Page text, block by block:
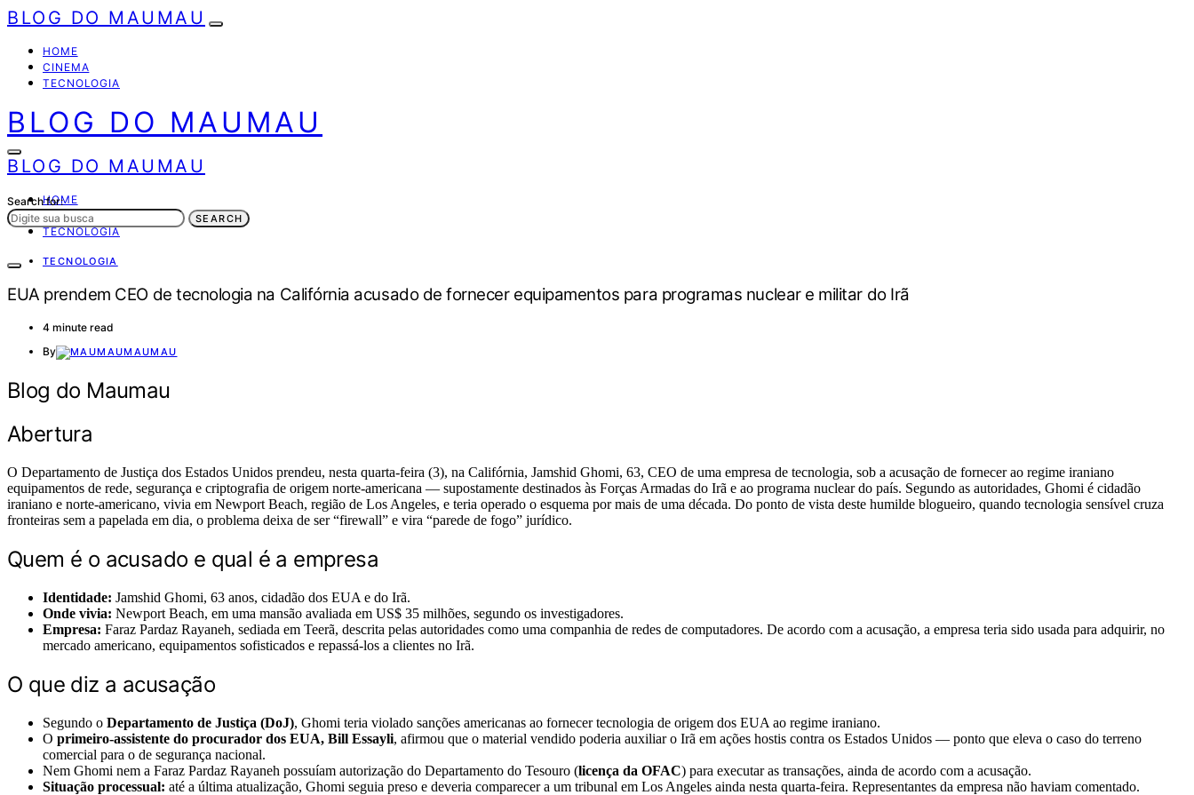
BLOG DO MAUMAU
HOME
CINEMA
TECNOLOGIA
BLOG DO MAUMAU
BLOG DO MAUMAU
HOME
CINEMA
TECNOLOGIA
Search for:
SEARCH
TECNOLOGIA
EUA prendem CEO de tecnologia na Califórnia acusado de fornecer equipamentos para programas nuclear e militar do Irã
4 minute read
By
MAUMAU
Blog do Maumau
Abertura
O Departamento de Justiça dos Estados Unidos prendeu, nesta quarta-feira (3), na Califórnia, Jamshid Ghomi, 63, CEO de uma empresa de tecnologia, sob a acusação de fornecer ao regime iraniano
equipamentos de rede, segurança e criptografia de origem norte-americana — supostamente destinados às Forças Armadas do Irã e ao programa nuclear do país. Segundo as autoridades, Ghomi é cidadão
iraniano e norte-americano, vivia em Newport Beach, região de Los Angeles, e teria operado o esquema por mais de uma década. Do ponto de vista deste humilde blogueiro, quando tecnologia sensível cruza
fronteiras sem a papelada em dia, o problema deixa de ser “firewall” e vira “parede de fogo” jurídico.
Quem é o acusado e qual é a empresa
Identidade: Jamshid Ghomi, 63 anos, cidadão dos EUA e do Irã.
Onde vivia: Newport Beach, em uma mansão avaliada em US$ 35 milhões, segundo os investigadores.
Empresa: Faraz Pardaz Rayaneh, sediada em Teerã, descrita pelas autoridades como uma companhia de redes de computadores. De acordo com a acusação, a empresa teria sido usada para adquirir, no
mercado americano, equipamentos sofisticados e repassá-los a clientes no Irã.
O que diz a acusação
Segundo o Departamento de Justiça (DoJ), Ghomi teria violado sanções americanas ao fornecer tecnologia de origem dos EUA ao regime iraniano.
O primeiro-assistente do procurador dos EUA, Bill Essayli, afirmou que o material vendido poderia auxiliar o Irã em ações hostis contra os Estados Unidos — ponto que eleva o caso do terreno
comercial para o de segurança nacional.
Nem Ghomi nem a Faraz Pardaz Rayaneh possuíam autorização do Departamento do Tesouro (licença da OFAC) para executar as transações, ainda de acordo com a acusação.
Situação processual: até a última atualização, Ghomi seguia preso e deveria comparecer a um tribunal em Los Angeles ainda nesta quarta-feira. Representantes da empresa não haviam comentado.